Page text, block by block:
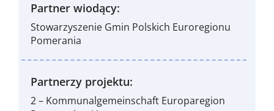
Partner wiodący:
Stowarzyszenie Gmin Polskich Euroregionu
Pomerania
Partnerzy projektu:
2 – Kommunalgemeinschaft Europaregion